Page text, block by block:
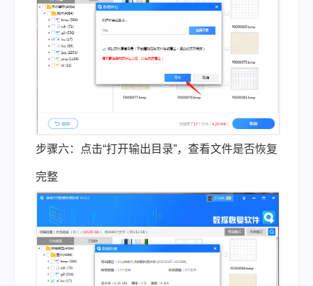
步骤六：点击“打开输出目录”，查看文件是否恢复
完整